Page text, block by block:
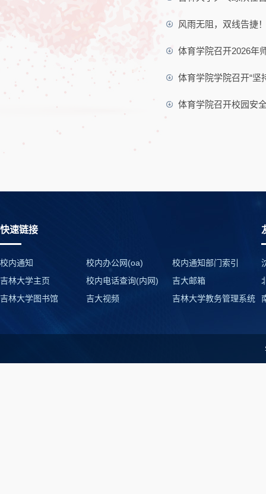
风雨无阻，双线告捷
体育学院召开2026年
体育学院学院召开“坚
体育学院召开校园安
快速链接
校内通知 校内办公网(oa)
校内通知部门索引
吉林大学主页
校内电话查询(内网)
吉大邮箱
吉林大学图书馆
吉大视频 吉林大学教务管理系统